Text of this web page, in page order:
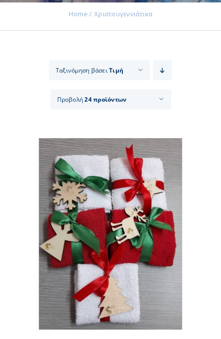
Επικοινωνία
Εισφορές
Home Χριστουγεννιάτικα
Ταξινόμηση βάσειΤιμή
Προβολή24 προϊόντων